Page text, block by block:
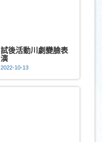
試後活動川劇變臉表
演
2022-10-13